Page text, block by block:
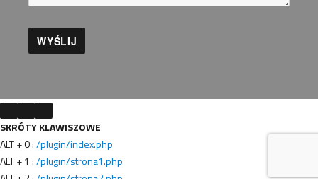
SKRÓTY KLAWISZOWE
ALT + 0 :/plugin/index.php
ALT + 1 :/plugin/strona1.php